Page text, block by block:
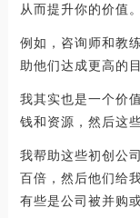
从而提升你的价值。
例如，咨询师和教
助他们达成更高的目
我其实也是一个价
钱和资源，然后这
我帮助这些初创公
百倍，然后他们给
有些是公司被并购